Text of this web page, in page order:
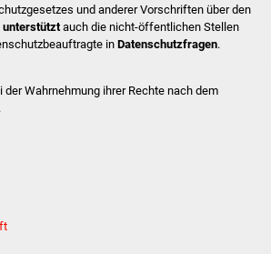
und anderer Vorschriften über den
unterstützt auch die nicht-öffentlichen Stellen
in Datenschutzfragen.
Wahrnehmung ihrer Rechte nach dem